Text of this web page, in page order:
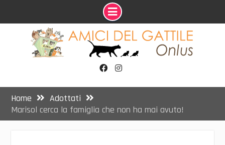
Home
Adottati
Marisol cerca la famiglia che non ha mai avuto!